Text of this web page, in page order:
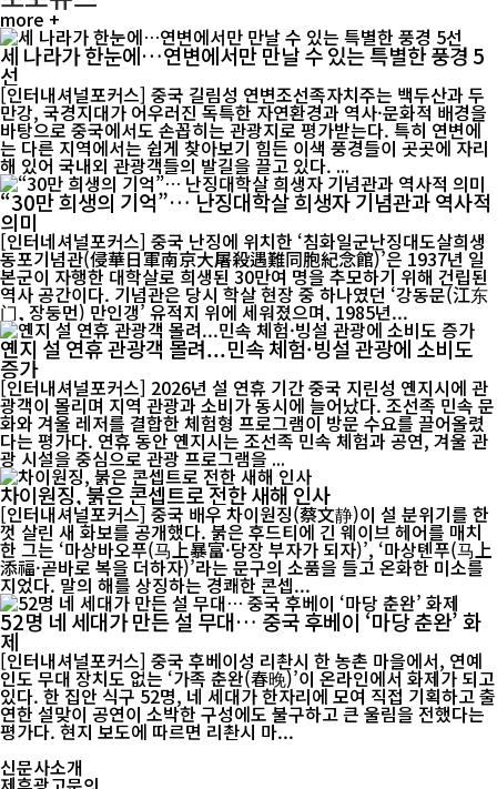
more +
세 나라가 한눈에…연변에서만 만날 수 있는 특별한 풍경 5
선
[인터내셔널포커스] 중국 길림성 연변조선족자치주는 백두산과 두
만강, 국경지대가 어우러진 독특한 자연환경과 역사·문화적 배경을
바탕으로 중국에서도 손꼽히는 관광지로 평가받는다. 특히 연변에
는 다른 지역에서는 쉽게 찾아보기 힘든 이색 풍경들이 곳곳에 자리
해 있어 국내외 관광객들의 발길을 끌고 있다. ...
“30만 희생의 기억”… 난징대학살 희생자 기념관과 역사적
의미
[인터네셔널포커스] 중국 난징에 위치한 ‘침화일군난징대도살희생
동포기념관(侵華日軍南京大屠殺遇難同胞紀念館)’은 1937년 일
본군이 자행한 대학살로 희생된 30만여 명을 추모하기 위해 건립된
역사 공간이다. 기념관은 당시 학살 현장 중 하나였던 ‘강동문(江东
门, 장둥먼) 만인갱’ 유적지 위에 세워졌으며, 1985년...
옌지 설 연휴 관광객 몰려...민속 체험·빙설 관광에 소비도
증가
[인터내셔널포커스] 2026년 설 연휴 기간 중국 지린성 옌지시에 관
광객이 몰리며 지역 관광과 소비가 동시에 늘어났다. 조선족 민속 문
화와 겨울 레저를 결합한 체험형 프로그램이 방문 수요를 끌어올렸
다는 평가다. 연휴 동안 옌지시는 조선족 민속 체험과 공연, 겨울 관
광 시설을 중심으로 관광 프로그램을 ...
차이원징, 붉은 콘셉트로 전한 새해 인사
[인터내셔널포커스] 중국 배우 차이원징(蔡文静)이 설 분위기를 한
껏 살린 새 화보를 공개했다. 붉은 후드티에 긴 웨이브 헤어를 매치
한 그는 ‘마상바오푸(马上暴富·당장 부자가 되자)’, ‘마상톈푸(马上
添福·곧바로 복을 더하자)’라는 문구의 소품을 들고 온화한 미소를
지었다. 말의 해를 상징하는 경쾌한 콘셉...
52명 네 세대가 만든 설 무대… 중국 후베이 ‘마당 춘완’ 화
제
[인터내셔널포커스] 중국 후베이성 리촨시 한 농촌 마을에서, 연예
인도 무대 장치도 없는 ‘가족 춘완(春晚)’이 온라인에서 화제가 되고
있다. 한 집안 식구 52명, 네 세대가 한자리에 모여 직접 기획하고 출
연한 설맞이 공연이 소박한 구성에도 불구하고 큰 울림을 전했다는
평가다. 현지 보도에 따르면 리촨시 마...
신문사소개